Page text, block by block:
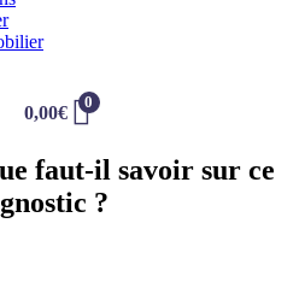
0,00€
0
faut-il savoir sur ce
?